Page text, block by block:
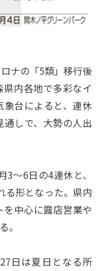
ナの「5類」移行後
内各地で多彩なイ
台によると、連休
しで、大勢の人出
～6日の4連休と、
る形となった。県内
中心に露店営業や
。
日は夏日となる所